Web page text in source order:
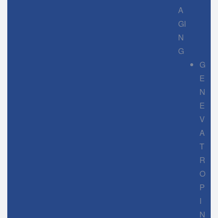
A
GI
N
G
G
E
N
E
V
A
T
R
O
P
I
N